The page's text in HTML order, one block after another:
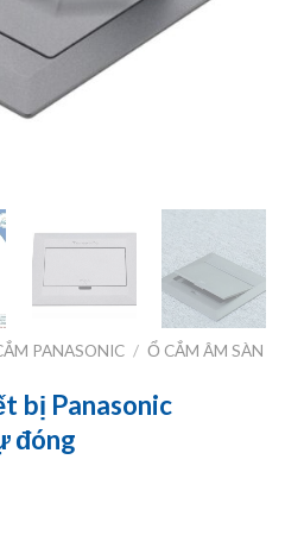
PANASONIC / Ổ CẮM ÂM SÀN
bị Panasonic
đóng